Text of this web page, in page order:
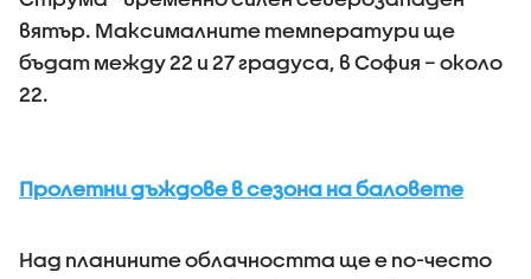
вятър. Максималните температури ще
бъдат между 22 и 27 градуса, в София – около
22.
Пролетни дъждове в сезона на баловете
Над планините облачността ще е по-често